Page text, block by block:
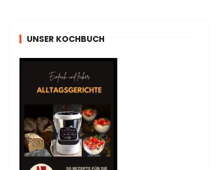
UNSER KOCHBUCH